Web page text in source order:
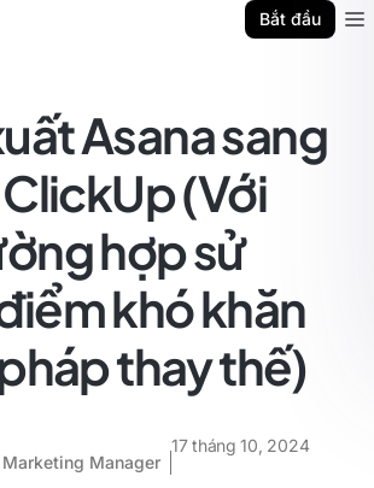
Bắt đầu
Asana sang
(Với
hợp sử
khó khăn
thay thế)
Manager
17 tháng 10, 2024